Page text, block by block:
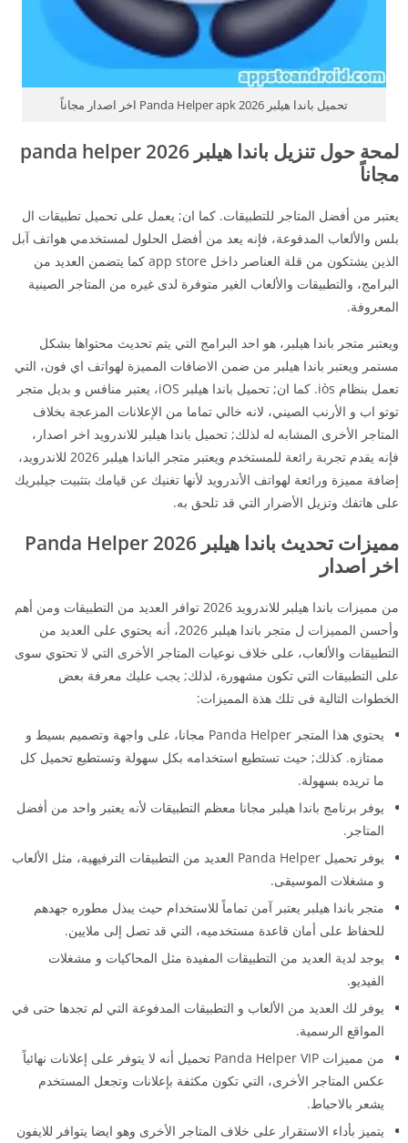
تحميل باندا هيلبر 2026 Panda Helper apk اخر اصدار مجاناً
لمحة حول تنزيل باندا هيلبر 2026 panda helper
مجاناً
يعتبر من أفضل المتاجر للتطبيقات. كما ان; يعمل على تحميل تطبيقات ال
بلس والألعاب المدفوعة، فإنه يعد من أفضل الحلول لمستخدمي هواتف آبل
الذين يشتكون من قلة العناصر داخل app store كما يتضمن العديد من
البرامج، والتطبيقات والألعاب الغير متوفرة لدى غيره من المتاجر الصينية
المعروفة.
ويعتبر متجر باندا هيلبر، هو احد البرامج التي يتم تحديث محتواها بشكل
مستمر ويعتبر باندا هيلبر من ضمن الاضافات المميزة لهواتف اي فون، التي
تعمل بنظام iòs. كما ان; تحميل باندا هيلبر iOS، يعتبر منافس و بديل متجر
توتو اب و الأرنب الصيني، لانه خالي تماما من الإعلانات المزعجة بخلاف
المتاجر الأخرى المشابه له لذلك; تحميل باندا هيلبر للاندرويد اخر اصدار،
فإنه يقدم تجربة رائعة للمستخدم ويعتبر متجر الباندا هيلبر 2026 للاندرويد،
إضافة مميزة ورائعة لهواتف الأندرويد لأنها تغنيك عن قيامك بتثبيت جيلبريك
على هاتفك وتزيل الأضرار التي قد تلحق به.
مميزات تحديث باندا هيلبر 2026 Panda Helper
اخر اصدار
من مميزات باندا هيلبر للاندرويد 2026 توافر العديد من التطبيقات ومن أهم
وأحسن المميزات ل متجر باندا هيلبر 2026، أنه يحتوي على العديد من
التطبيقات والألعاب، على خلاف نوعيات المتاجر الأخرى التي لا تحتوي سوى
على التطبيقات التي تكون مشهورة، لذلك; يجب عليك معرفة بعض
الخطوات التالية فى تلك هذة المميزات:
يحتوي هذا المتجر Panda Helper مجانا، على واجهة وتصميم بسيط و
ممتازه. كذلك; حيث تستطيع استخدامه بكل سهولة وتستطيع تحميل كل
ما تريده بسهولة.
يوفر برنامج باندا هيلبر مجانا معظم التطبيقات لأنه يعتبر واحد من أفضل
المتاجر.
يوفر تحميل Panda Helper العديد من التطبيقات الترفيهية، مثل الألعاب
و مشغلات الموسيقى.
متجر باندا هيلبر يعتبر آمن تماماً للاستخدام حيث يبذل مطوره جهدهم
للحفاظ على أمان قاعدة مستخدميه، التي قد تصل إلى ملايين.
يوجد لدية العديد من التطبيقات المفيدة مثل المحاكيات و مشغلات
الفيديو.
يوفر لك العديد من الألعاب و التطبيقات المدفوعة التي لم تجدها حتى في
المواقع الرسمية.
من مميزات Panda Helper VIP تحميل أنه لا يتوفر على إعلانات نهائياً
عكس المتاجر الأخرى، التي تكون مكثفة بإعلانات وتجعل المستخدم
يشعر بالاحباط.
يتميز بأداء الاستقرار على خلاف المتاجر الأخرى وهو ايضا يتوافر للايفون